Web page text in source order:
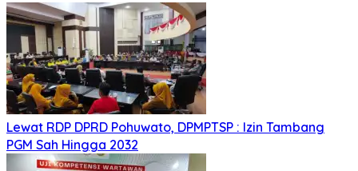
Lewat RDP DPRD Pohuwato, DPMPTSP : Izin Tambang
PGM Sah Hingga 2032